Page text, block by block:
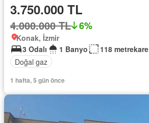
3.750.000 TL
4.000.000 TL 6%
Konak, İzmir
3 Odalı
1 Banyo
118 metrekare
Doğal gaz
1 hafta, 5 gün önce